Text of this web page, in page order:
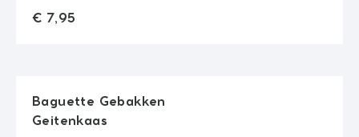
Keuze brood
Quantity
€ 7,95
Baguette Gebakken
Geitenkaas